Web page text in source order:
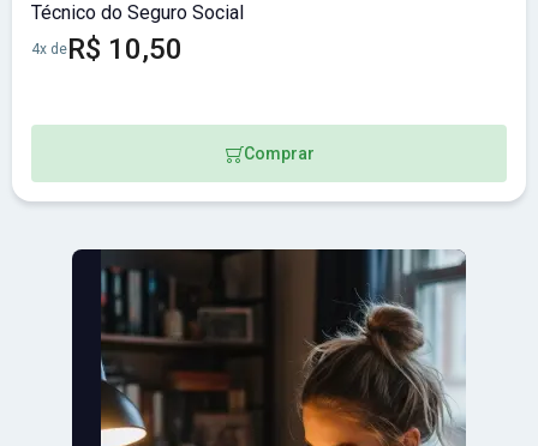
Técnico do Seguro Social
4x deR$ 10,50
Comprar